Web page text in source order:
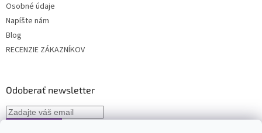
Osobné údaje
Napíšte nám
Blog
RECENZIE ZÁKAZNÍKOV
Odoberať newsletter